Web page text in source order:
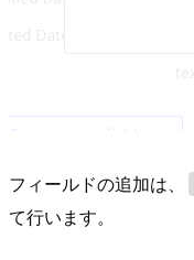
フィールドの追加は、
て行います。